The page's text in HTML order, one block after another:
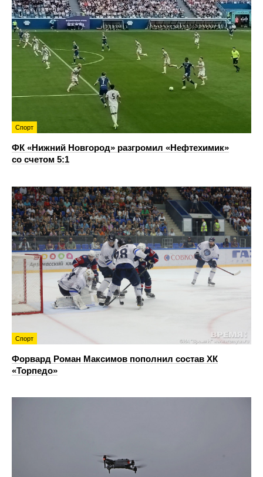
Спорт
ФК «Нижний Новгород» разгромил «Нефтехимик»
со счетом 5:1
Спорт
Форвард Роман Максимов пополнил состав ХК
«Торпедо»